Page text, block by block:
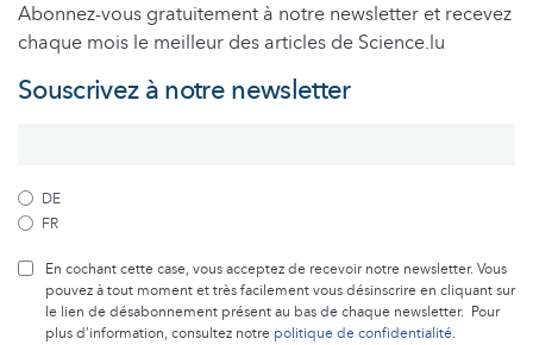
Abonnez-vous gratuitement à notre newsletter et recevez
chaque mois le meilleur des articles de Science.lu
Souscrivez à notre newsletter
DE
FR
En cochant cette case, vous acceptez de recevoir notre newsletter. Vous
pouvez à tout moment et très facilement vous désinscrire en cliquant sur
le lien de désabonnement présent au bas de chaque newsletter. Pour
plus d’information, consultez notre politique de confidentialité.